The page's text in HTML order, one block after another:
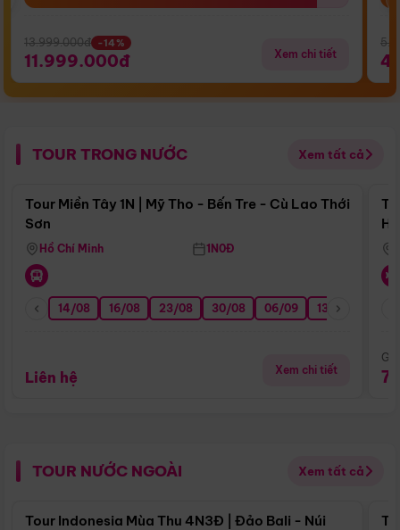
13.999.000đ -14%
11.999.000đ Xem chi tiết
TOUR TRONG NƯỚC Xem tất cả
Điểm nổi bật
Tour Miền Tây 1N | Mỹ Tho - Bến Tre - Cù Lao Thới
Sơn
Hồ Chí Minh 1N0Đ
14/08 16/08 23/08 30/08 06/09 13/09
Liên hệ Xem chi tiết
TOUR NƯỚC NGOÀI Xem tất cả
Điểm nổi bật
Tour Indonesia Mùa Thu 4N3Đ | Đảo Bali - Núi